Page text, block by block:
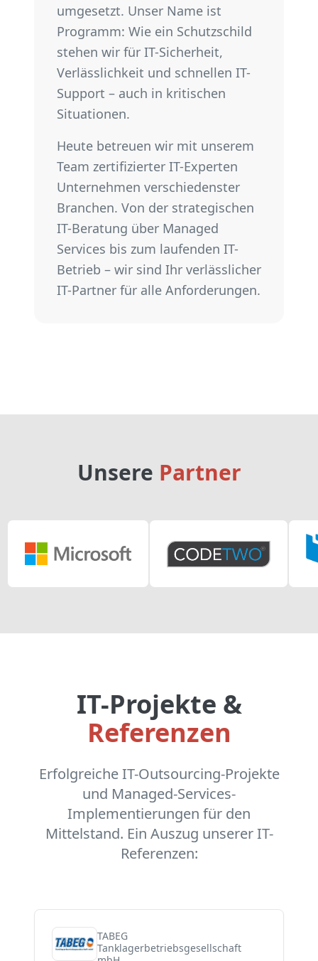
umgesetzt. Unser Name ist
Programm: Wie ein Schutzschild
stehen wir für IT-Sicherheit,
Verlässlichkeit und schnellen IT-
Support – auch in kritischen
Situationen.
Heute betreuen wir mit unserem
Team zertifizierter IT-Experten
Unternehmen verschiedenster
Branchen. Von der strategischen
IT-Beratung über Managed
Services bis zum laufenden IT-
Betrieb – wir sind Ihr verlässlicher
IT-Partner für alle Anforderungen.
Unsere Partner
IT-Projekte &
Referenzen
Erfolgreiche IT-Outsourcing-Projekte
und Managed-Services-
Implementierungen für den
Mittelstand. Ein Auszug unserer IT-
Referenzen:
TABEG
Tanklagerbetriebsgesellschaft